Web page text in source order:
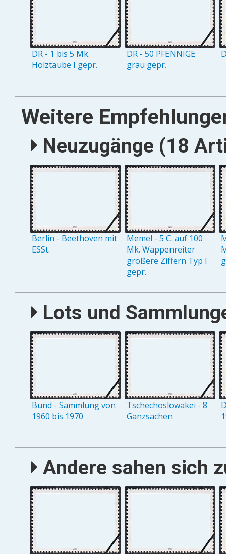
DR - 1 bis 5 Mk.
Holztaube I gepr.
DR - 50 PFENNIGE
grau gepr.
Weitere
Neuzugänge (18
Berlin - Beethoven mit
ESSt.
Memel - 5 C. auf 100
Mk. Wappenreiter
größere Ziffern Typ I
gepr.
Lots und
Bund - Sammlung von
1960 bis 1970
Tschechoslowakei - 8
Ganzsachen
Andere sahen sich